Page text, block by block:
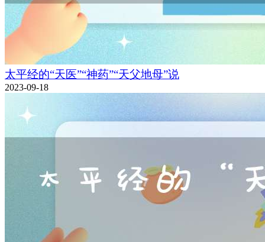
太平经的“天医”“神药”“天父地母”说
2023-09-18